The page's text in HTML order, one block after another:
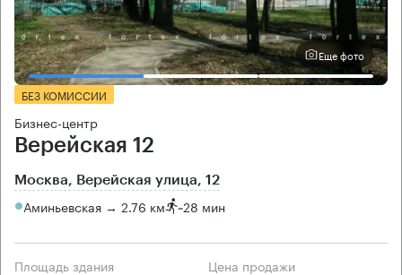
Еще фото
БЕЗ КОМИССИИ
Бизнес-центр
Верейская 12
Москва, Верейская улица, 12
Аминьевская → 2.76 км ~28 мин
Площадь здания Цена продажи